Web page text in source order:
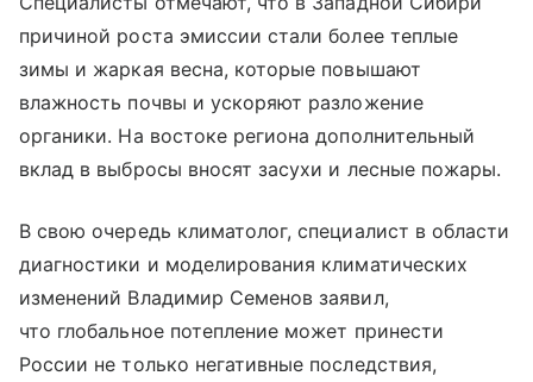
причиной роста эмиссии стали более теплые
зимы и жаркая весна, которые повышают
влажность почвы и ускоряют разложение
органики. На востоке региона дополнительный
вклад в выбросы вносят засухи и лесные пожары.
В свою очередь климатолог, специалист в области
диагностики и моделирования климатических
изменений Владимир Семенов заявил,
что глобальное потепление может принести
России не только негативные последствия,